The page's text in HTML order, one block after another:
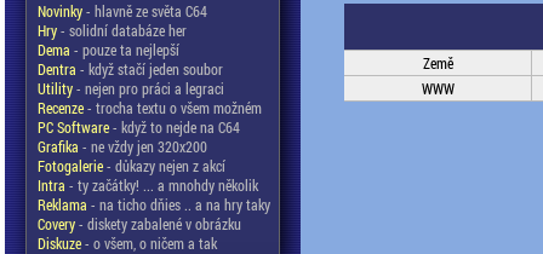
Novinky- hlavně ze světa C64
Hry- solidní databáze her
Dema - pouze ta nejlepší
Dentra - když stačí jeden soubor
Utility- nejen pro práci a legraci
Recenze- trocha textu o všem možném
PC Software- když to nejde na C64
Grafika - ne vždy jen 320x200
Fotogalerie- důkazy nejen z akcí
Intra - ty začátky! ... a mnohdy několik
Reklama - na ticho dňies .. a na hry taky
Covery- diskety zabalené v obrázku
Diskuze- o všem, o ničem a tak
Země
WWW